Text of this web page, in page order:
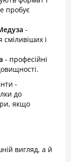
пробує
-
сміливіших і
- професійні
-
до
якщо
вигляд, а й